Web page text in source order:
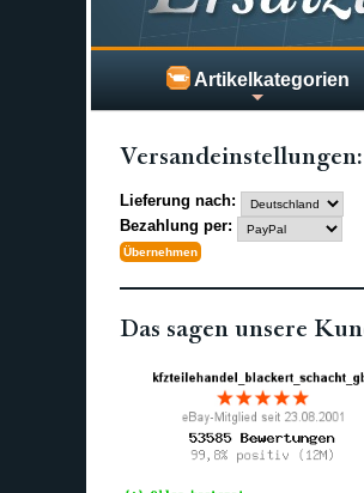
Artikelkategorien
Versand­einstellungen:
Lieferung nach:
Bezahlung per:
Das sagen unsere